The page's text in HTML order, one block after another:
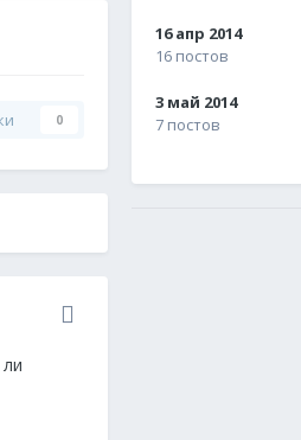
0
16 апр 2014
16 постов
3 май 2014
7 постов